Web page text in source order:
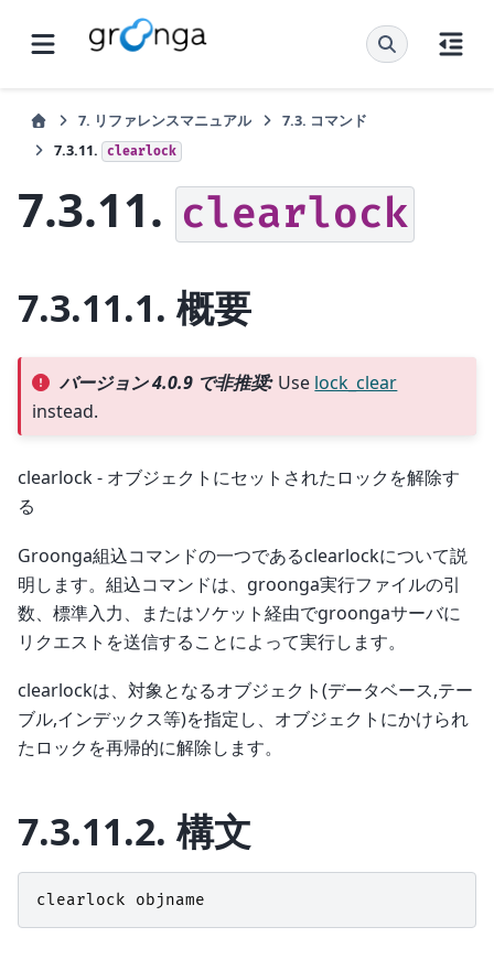
7. リファレンスマニュアル 7.3. コマンド
7.3.11.
clearlock
7.3.11. clearlock
7.3.11.1.概要
バージョン 4.0.9 で非推奨: Use lock_clear
instead.
clearlock - オブジェクトにセットされたロックを解除す
る
Groonga組込コマンドの一つであるclearlockについて説
明します。組込コマンドは、groonga実行ファイルの引
数、標準入力、またはソケット経由でgroongaサーバに
リクエストを送信することによって実行します。
clearlockは、対象となるオブジェクト(データベース,テー
ブル,インデックス等)を指定し、オブジェクトにかけられ
たロックを再帰的に解除します。
7.3.11.2. 構文
clearlock objname